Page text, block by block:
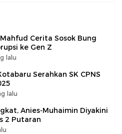
Cerita Sosok Bung
ke Gen Z
lalu
Serahkan SK CPNS
lalu
Anies-Muhaimin Diyakini
2 Putaran